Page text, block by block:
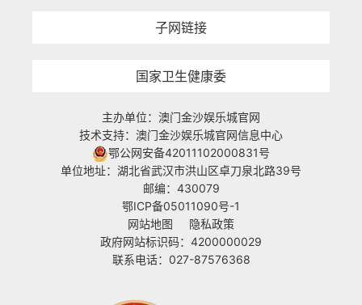
子网链接
国家卫生健康委
主办单位：澳门金沙娱乐城官网
技术支持：澳门金沙娱乐城官网信息中心
鄂公网安备42011102000831号
单位地址：湖北省武汉市洪山区卓刀泉北路39号
邮编：430079
鄂ICP备05011090号-1
网站地图
隐私政策
政府网站标识码：4200000029
联系电话：027-87576368